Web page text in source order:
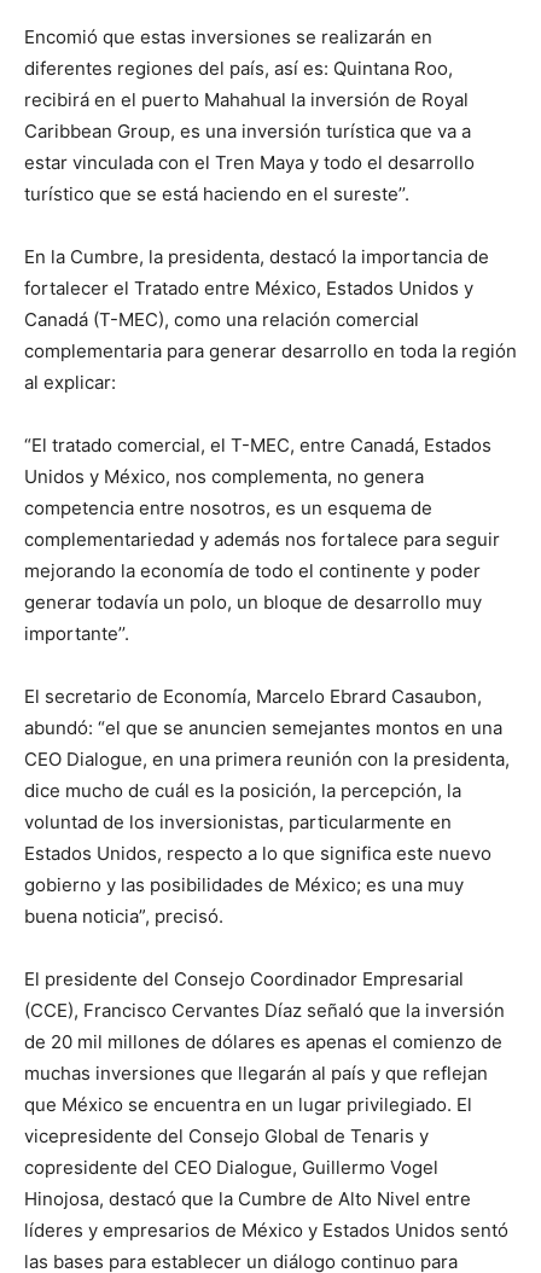
Encomió que estas inversiones se realizarán en
diferentes regiones del país, así es: Quintana Roo,
recibirá en el puerto Mahahual la inversión de Royal
Caribbean Group, es una inversión turística que va a
estar vinculada con el Tren Maya y todo el desarrollo
turístico que se está haciendo en el sureste’’.
En la Cumbre, la presidenta, destacó la importancia de
fortalecer el Tratado entre México, Estados Unidos y
Canadá (T-MEC), como una relación comercial
complementaria para generar desarrollo en toda la región
al explicar:
“El tratado comercial, el T-MEC, entre Canadá, Estados
Unidos y México, nos complementa, no genera
competencia entre nosotros, es un esquema de
complementariedad y además nos fortalece para seguir
mejorando la economía de todo el continente y poder
generar todavía un polo, un bloque de desarrollo muy
importante’’.
El secretario de Economía, Marcelo Ebrard Casaubon,
abundó: “el que se anuncien semejantes montos en una
CEO Dialogue, en una primera reunión con la presidenta,
dice mucho de cuál es la posición, la percepción, la
voluntad de los inversionistas, particularmente en
Estados Unidos, respecto a lo que significa este nuevo
gobierno y las posibilidades de México; es una muy
buena noticia”, precisó.
El presidente del Consejo Coordinador Empresarial
(CCE), Francisco Cervantes Díaz señaló que la inversión
de 20 mil millones de dólares es apenas el comienzo de
muchas inversiones que llegarán al país y que reflejan
que México se encuentra en un lugar privilegiado. El
vicepresidente del Consejo Global de Tenaris y
copresidente del CEO Dialogue, Guillermo Vogel
Hinojosa, destacó que la Cumbre de Alto Nivel entre
líderes y empresarios de México y Estados Unidos sentó
las bases para establecer un diálogo continuo para